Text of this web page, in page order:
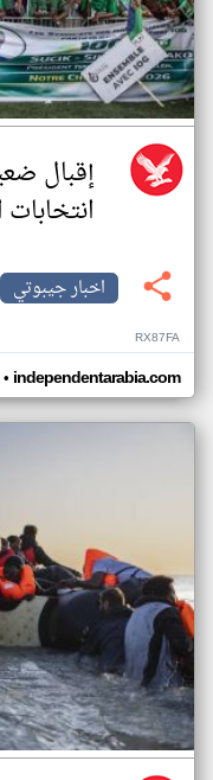
إقبال
اخبار جيبوتي
RX87FA
• independentarabia.com